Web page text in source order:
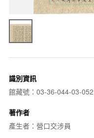
識別資訊
館藏號：03-36-044-03-052
著作者
產生者：營口交涉員